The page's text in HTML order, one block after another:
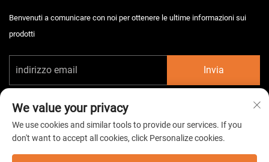
Benvenuti a comunicare con noi per ottenere le ultime informazioni sui
prodotti
Invia
We value your privacy
We use cookies and similar tools to provide our services. If you
don't want to accept all cookies, click Personalize cookies.